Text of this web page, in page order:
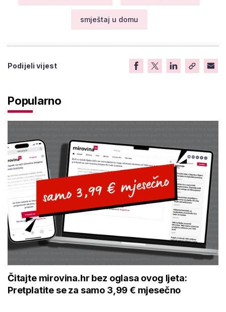
smještaj u domu
Podijeli vijest
Popularno
Čitajte mirovina.hr bez oglasa ovog ljeta:
Pretplatite se za samo 3,99 € mjesečno